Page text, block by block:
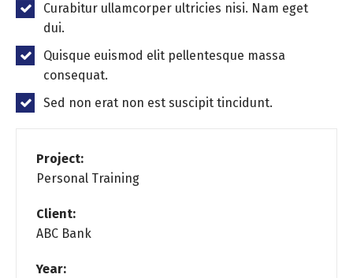
Curabitur ullamcorper ultricies nisi. Nam eget
dui.
Quisque euismod elit pellentesque massa
consequat.
Sed non erat non est suscipit tincidunt.
Project:
Personal Training
Client:
ABC Bank
Year: